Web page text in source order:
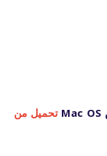
تحميل من